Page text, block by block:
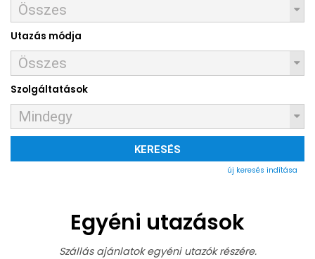
Utazás módja
Szolgáltatások
KERESÉS
új keresés indítása
Egyéni utazások
Szállás ajánlatok egyéni utazók részére.